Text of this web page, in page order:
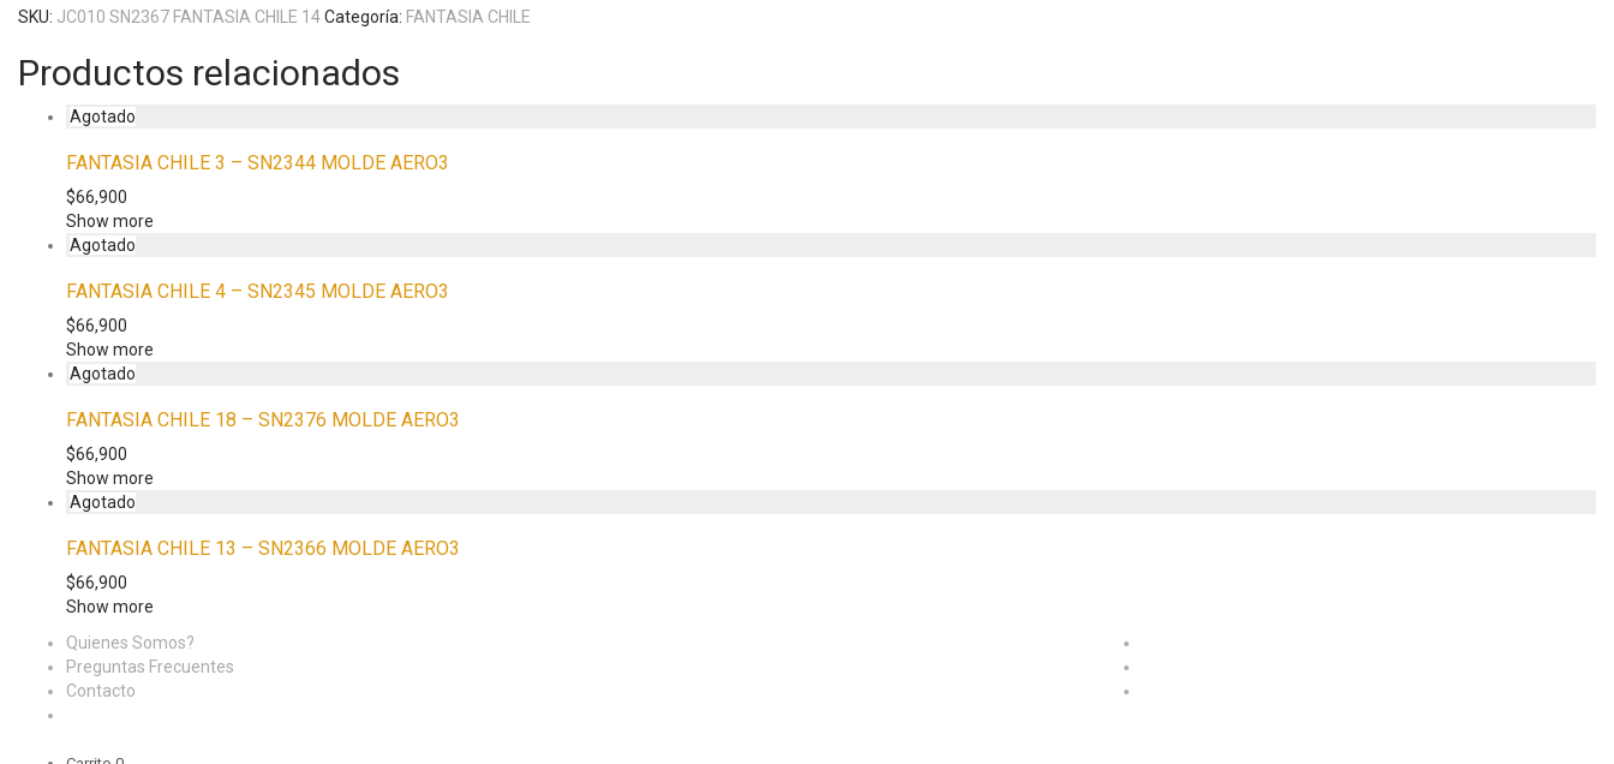
SKU: JC010 SN2367 FANTASIA CHILE 14Categoría: FANTASIA CHILE
Productos relacionados
FANTASIA CHILE 3 – SN2344 MOLDE AERO3
$66,900
Show more
FANTASIA CHILE 4 – SN2345 MOLDE AERO3
$66,900
Show more
FANTASIA CHILE 18 – SN2376 MOLDE AERO3
$66,900
Show more
FANTASIA CHILE 13 – SN2366 MOLDE AERO3
$66,900
Show more
Quienes Somos?
Preguntas Frecuentes
Contacto